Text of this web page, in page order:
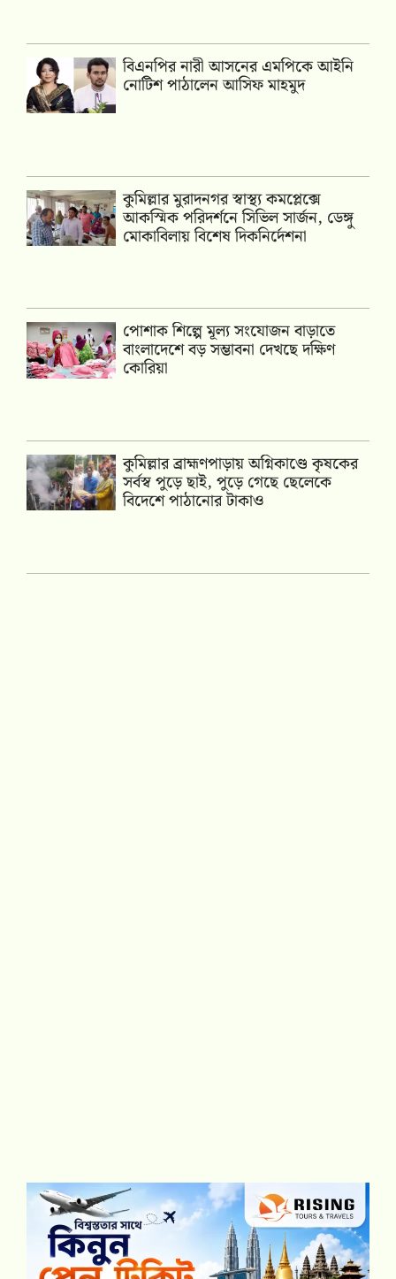
বিএনপির নারী আসনের এমপিকে আইনি
নোটিশ পাঠালেন আসিফ মাহমুদ
কুমিল্লার মুরাদনগর স্বাস্থ্য কমপ্লেক্সে
আকস্মিক পরিদর্শনে সিভিল সার্জন, ডেঙ্গু
মোকাবিলায় বিশেষ দিকনির্দেশনা
পোশাক শিল্পে মূল্য সংযোজন বাড়াতে
বাংলাদেশে বড় সম্ভাবনা দেখছে দক্ষিণ
কোরিয়া
কুমিল্লার ব্রাহ্মণপাড়ায় অগ্নিকাণ্ডে কৃষকের
সর্বস্ব পুড়ে ছাই, পুড়ে গেছে ছেলেকে
বিদেশে পাঠানোর টাকাও